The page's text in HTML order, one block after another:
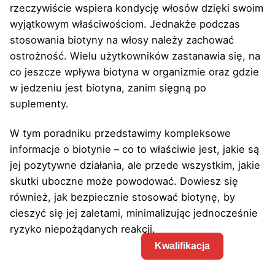
Kwalifikacja
rzeczywiście wspiera kondycję włosów dzięki swoim
wyjątkowym właściwościom. Jednakże podczas
stosowania biotyny na włosy należy zachować
ostrożność. Wielu użytkowników zastanawia się, na
co jeszcze wpływa biotyna w organizmie oraz gdzie
w jedzeniu jest biotyna, zanim sięgną po
suplementy.
W tym poradniku przedstawimy kompleksowe
informacje o biotynie – co to właściwie jest, jakie są
jej pozytywne działania, ale przede wszystkim, jakie
skutki uboczne może powodować. Dowiesz się
również, jak bezpiecznie stosować biotynę, by
cieszyć się jej zaletami, minimalizując jednocześnie
ryzyko niepożądanych reakcji.